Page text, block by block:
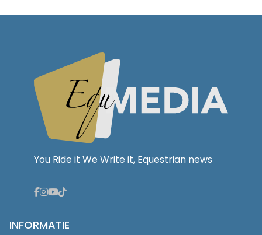
You Ride it We Write it, Equestrian news
INFORMATIE